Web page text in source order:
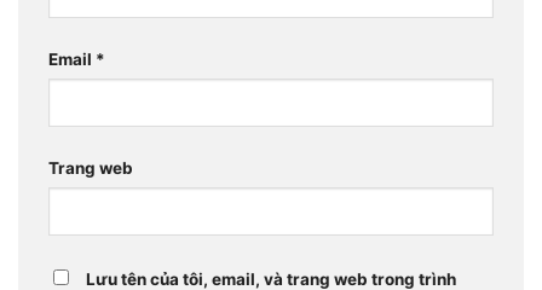
Email *
Trang web
Lưu tên của tôi, email, và trang web trong trình